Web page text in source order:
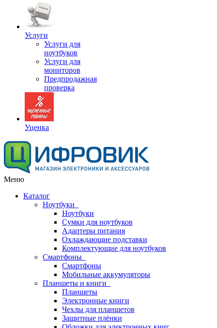
Услуги
Услуги для
ноутбуков
Услуги для
мониторов
Предпродажная
проверка
Уценка
Меню
Каталог
Ноутбуки
Ноутбуки
Сумки для ноутбуков
Адаптеры питания
Охлаждающие подставки
Комплектующие для ноутбуков
Смартфоны
Смартфоны
Мобильные аккумуляторы
Планшеты и книги
Планшеты
Электронные книги
Чехлы для планшетов
Защитные плёнки